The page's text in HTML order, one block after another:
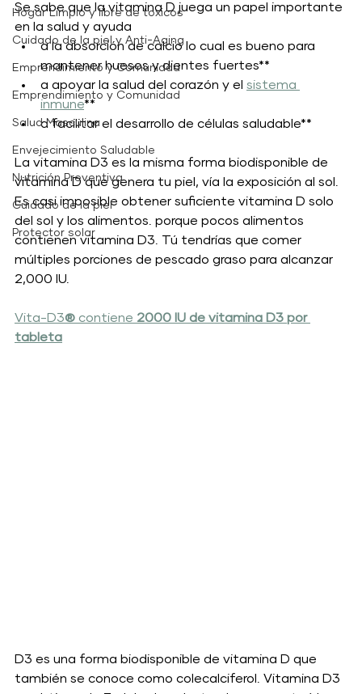
Hogar Limpio y libre de toxicos
Cuidado de la piel y Anti-Aging
Emprendimiento y Comunidad
Emprendimiento y Comunidad
Salud Masculina
Envejecimiento Saludable
Nutrición Preventiva
Cuidado de la piel
Protector solar
Se sabe que la vitamina D juega un papel importante
en la salud y ayuda
a la absorción de calcio lo cual es bueno para
mantener huesos y dientes fuertes**
a apoyar la salud del corazón y el sistema
inmune**
a facilitar el desarrollo de células saludable**
La vitamina D3 es la misma forma biodisponible de
vitamina D que genera tu piel, vía la exposición al sol.
Es casi imposible obtener suficiente vitamina D solo
del sol y los alimentos. porque pocos alimentos
contienen vitamina D3. Tú tendrías que comer
múltiples porciones de pescado graso para alcanzar
2,000 IU.
Vita-D3® contiene 2000 IU de vitamina D3 por
tableta
D3 es una forma biodisponible de vitamina D que
también se conoce como colecalciferol. Vitamina D3